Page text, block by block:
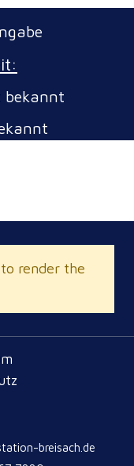
bekannt
render the
breisach.de